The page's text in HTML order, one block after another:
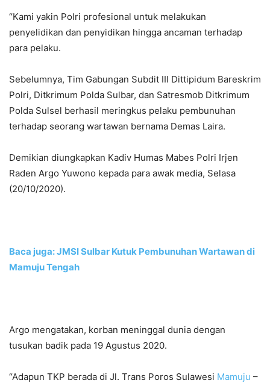
“Kami yakin Polri profesional untuk melakukan
penyelidikan dan penyidikan hingga ancaman terhadap
para pelaku.
Sebelumnya, Tim Gabungan Subdit III Dittipidum Bareskrim
Polri, Ditkrimum Polda Sulbar, dan Satresmob Ditkrimum
Polda Sulsel berhasil meringkus pelaku pembunuhan
terhadap seorang wartawan bernama Demas Laira.
Demikian diungkapkan Kadiv Humas Mabes Polri Irjen
Raden Argo Yuwono kepada para awak media, Selasa
(20/10/2020).
Baca juga: JMSI Sulbar Kutuk Pembunuhan Wartawan di
Mamuju Tengah
Argo mengatakan, korban meninggal dunia dengan
tusukan badik pada 19 Agustus 2020.
“Adapun TKP berada di Jl. Trans Poros Sulawesi Mamuju –